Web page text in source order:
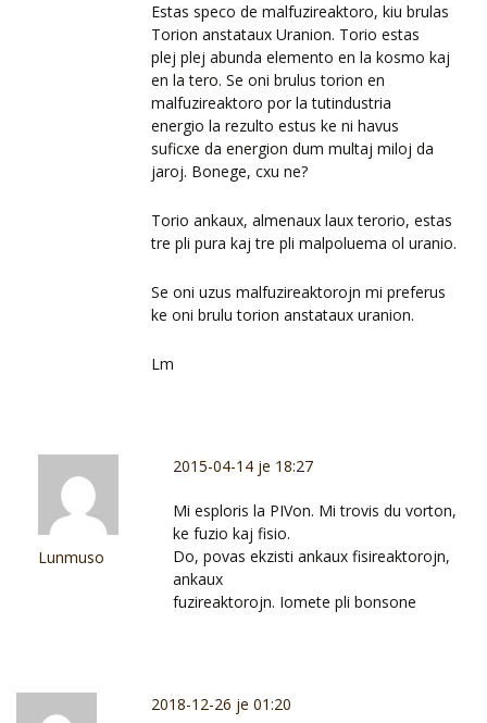
Estas speco de malfuzireaktoro, kiu brulas
Torion anstataux Uranion. Torio estas
plej plej abunda elemento en la kosmo kaj
en la tero. Se oni brulus torion en
malfuzireaktoro por la tutindustria
energio la rezulto estus ke ni havus
suficxe da energion dum multaj miloj da
jaroj. Bonege, cxu ne?
Torio ankaux, almenaux laux terorio, estas
tre pli pura kaj tre pli malpoluema ol uranio.
Se oni uzus malfuzireaktorojn mi preferus
ke oni brulu torion anstataux uranion.
Lm
Lunmuso
2015-04-14 je 18:27
Mi esploris la PIVon. Mi trovis du vorton,
ke fuzio kaj fisio.
Do, povas ekzisti ankaux fisireaktorojn,
ankaux
fuzireaktorojn. Iomete pli bonsone
2018-12-26 je 01:20